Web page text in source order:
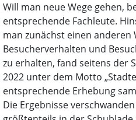
Will man neue Wege gehen,
entsprechende Fachleute.
man zunächst einen anderen
Besucherverhalten und
zu erhalten, fand seitens der
2022 unter dem Motto
entsprechende Erhebung
Die Ergebnisse